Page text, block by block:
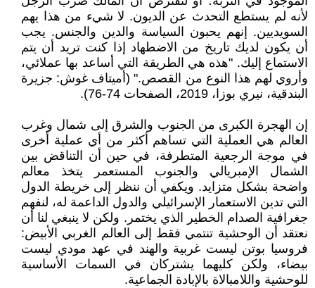
لأنه لم يستطع التحدث عن الديون. لا شيء من هذا يهم
السويديين. إنهم يحبون السياسة والدين والجنس. يجب
أن يكون لديك تاريخ من الاضطهاد إذا كنت تريد أن يتم
الاستماع إليك. "هذه هي الطريقة التي أساعد بها عملائي،
وأروي لهم هذا النوع من القصص." (أميتاف غوش: جزيرة
البندقية، نيري بوزا، 2019، الصفحات 74-76).
إن الهجرة الكبرى من الجنوب والشرق إلى شمال وغرب
العالم هي العملية التي تساهم أكثر من أي عملية أخرى
في موجة الرجعية المتطرفة، في حين أن التناقض بين
الشمال الإمبريالي والجنوب المستعمر يتخذ معالم
واضحة بشكل متزايد. ويكفي أن ننظر إلى خريطة الدول
التي تدين الاستعمار الإسرائيلي والدول الداعمة له، لنفهم
جغرافية الصدام الخطير الذي يختمر. ولكن لا ينبغي لنا أن
نعتقد أن الوحشية تنتمي فقط إلى العالم الغربي الأبيض:
فروسيا بوتن ليست غربية والهند في عهد مودي ليست
بيضاء، ولكن كليهما يشتركان في السمات الأساسية
للوحشية واللامبالاة بالإبادة الجماعية.